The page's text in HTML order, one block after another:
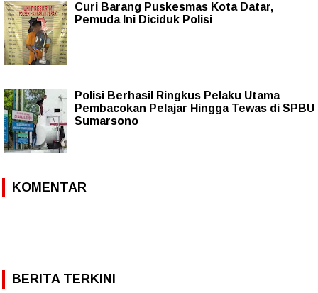
Curi Barang Puskesmas Kota Datar,
Pemuda Ini Diciduk Polisi
Polisi Berhasil Ringkus Pelaku Utama
Pembacokan Pelajar Hingga Tewas di SPBU
Sumarsono
KOMENTAR
BERITA TERKINI